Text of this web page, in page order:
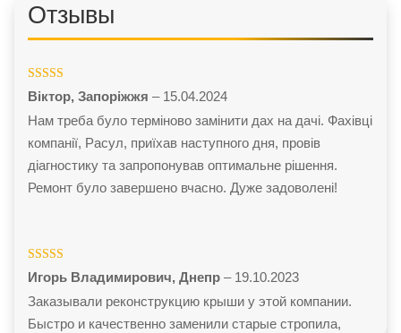
Отзывы
Оценка из
5
Віктор, Запоріжжя – 15.04.2024
Нам треба було терміново замінити дах на дачі. Фахівці
компанії, Расул, приїхав наступного дня, провів
діагностику та запропонував оптимальне рішення.
Ремонт було завершено вчасно. Дуже задоволені!
Оценка 5из
5
Игорь Владимирович, Днепр – 19.10.2023
Заказывали реконструкцию крыши у этой компании.
Быстро и качественно заменили старые стропила,